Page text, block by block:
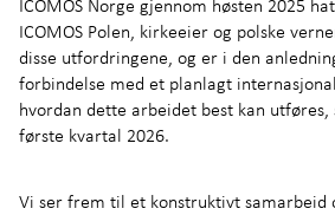
ICOMOS Norge gjennom høsten 2025
ICOMOS Polen, kirkeeier og polske
disse utfordringene, og er i den
forbindelse med et planlagt
hvordan dette arbeidet best kan utføres,
første kvartal 2026.
Vi ser frem til et konstruktivt samarbeid